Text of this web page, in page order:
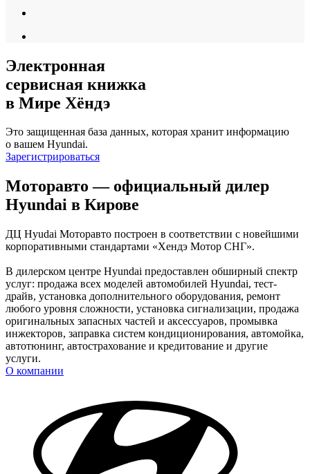
Электронная
сервисная книжка
в Мире Хёндэ
Это защищенная база данных, которая хранит информацию
о вашем Hyundai.
Зарегистрироваться
Моторавто — официальный дилер
Hyundai в Кирове
ДЦ Hyudai Моторавто построен в соответствии с новейшими
корпоративными стандартами «Хендэ Мотор СНГ».
В дилерском центре Hyundai предоставлен обширный спектр
услуг: продажа всех моделей автомобилей Hyundai, тест-
драйв, установка дополнительного оборудования, ремонт
любого уровня сложности, установка сигнализации, продажа
оригинальных запасных частей и аксессуаров, промывка
инжекторов, заправка систем кондиционирования, автомойка,
автотюнинг, автострахование и кредитование и другие
услуги.
О компании